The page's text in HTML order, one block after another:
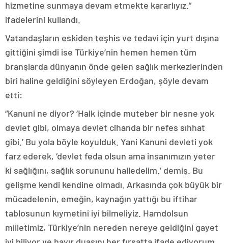
hizmetine sunmaya devam etmekte kararlıyız.”
ifadelerini kullandı.
Vatandaşların eskiden teşhis ve tedavi için yurt dışına
gittiğini şimdi ise Türkiye’nin hemen hemen tüm
branşlarda dünyanın önde gelen sağlık merkezlerinden
biri haline geldiğini söyleyen Erdoğan, şöyle devam
etti:
“Kanuni ne diyor? ‘Halk içinde muteber bir nesne yok
devlet gibi, olmaya devlet cihanda bir nefes sıhhat
gibi.’ Bu yola böyle koyulduk. Yani Kanuni devleti yok
farz ederek, ‘devlet feda olsun ama insanımızın yeter
ki sağlığını, sağlık sorununu halledelim.’ demiş. Bu
gelişme kendi kendine olmadı. Arkasında çok büyük bir
mücadelenin, emeğin, kaynağın yattığı bu iftihar
tablosunun kıymetini iyi bilmeliyiz. Hamdolsun
milletimiz, Türkiye’nin nereden nereye geldiğini gayet